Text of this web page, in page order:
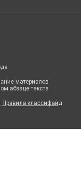
материалов
абзаце текста
Правила классифайд